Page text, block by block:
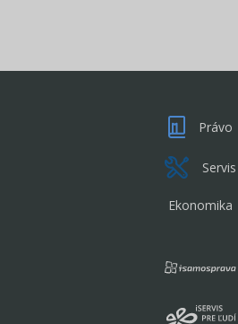
Právo
Servis
Ekonomika